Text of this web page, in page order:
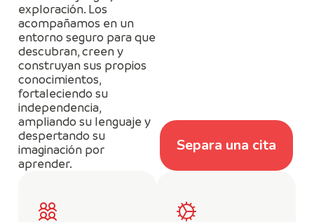
exploración. Los
acompañamos en un
entorno seguro para que
descubran, creen y
construyan sus propios
conocimientos,
fortaleciendo su
independencia,
ampliando su lenguaje y
despertando su
imaginación por
aprender.
Separa una cita